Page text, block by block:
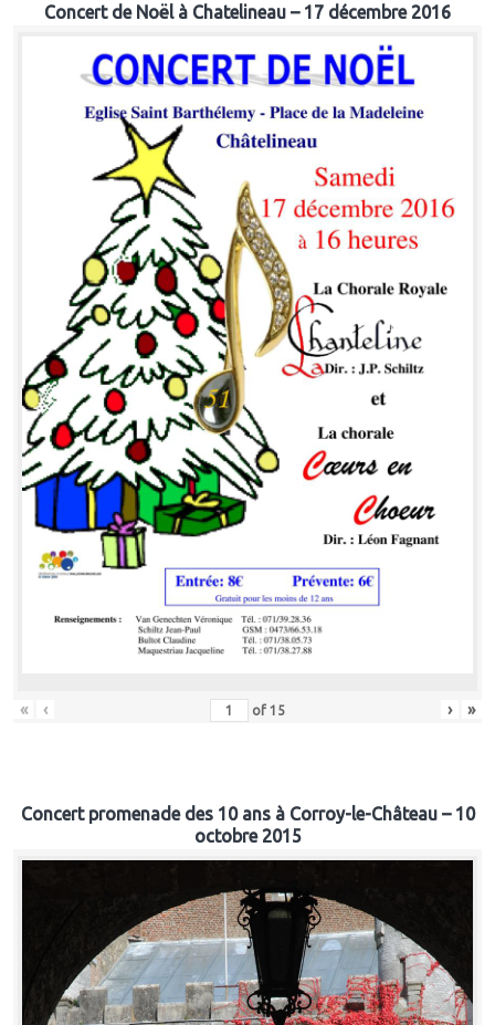
Concert de Noël à Chatelineau – 17 décembre 2016
« ‹ of 15 › »
Concert promenade des 10 ans à Corroy-le-Château – 10
octobre 2015